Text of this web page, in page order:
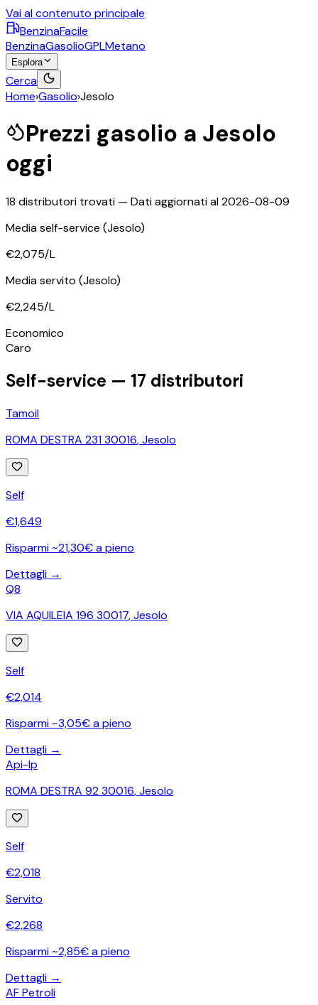
Vai al contenuto principale
BenzinaFacile
BenzinaGasolioGPLMetano
Esplora
Cerca
Home›Gasolio›Jesolo
Prezzi gasolio a Jesolo
oggi
18 distributori trovati — Dati aggiornati al2026-08-09
Media self-service (Jesolo)
€2,075/L
Media servito (Jesolo)
€2,245/L
Economico
Caro
Self-service — 17 distributori
Tamoil
ROMA DESTRA 231 30016,Jesolo
Self
€1,649
Risparmi ~21,30€ a pieno
Dettagli →
Q8
VIA AQUILEIA 196 30017,Jesolo
Self
€2,014
Risparmi ~3,05€ a pieno
Dettagli →
Api-Ip
ROMA DESTRA 92 30016,Jesolo
Self
€2,018
Servito
€2,268
Risparmi ~2,85€ a pieno
Dettagli →
AF Petroli